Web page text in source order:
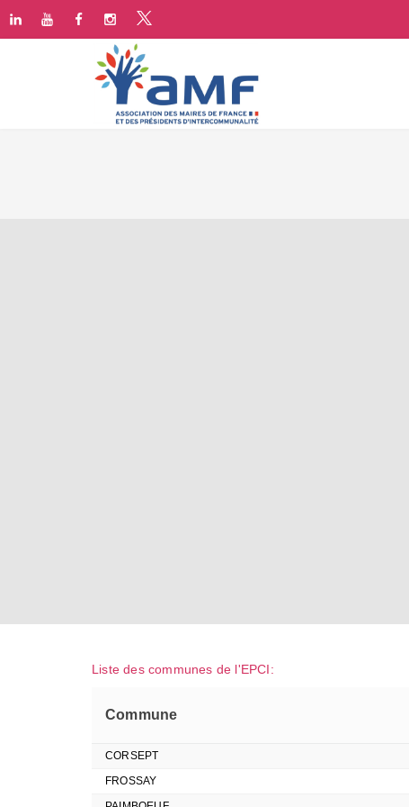
Liste des communes de l'EPCI:
Commune
CORSEPT
FROSSAY